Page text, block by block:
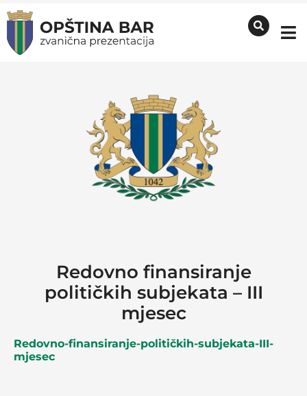
Redovno finansiranje
političkih subjekata – III
mjesec
Redovno-finansiranje-političkih-subjekata-III-
mjesec